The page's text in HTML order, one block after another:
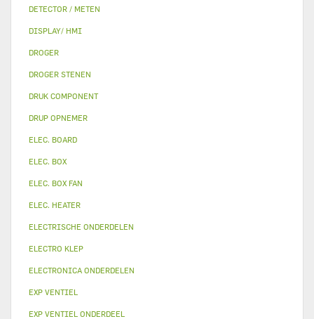
DETECTOR / METEN
DISPLAY/ HMI
DROGER
DROGER STENEN
DRUK COMPONENT
DRUP OPNEMER
ELEC. BOARD
ELEC. BOX
ELEC. BOX FAN
ELEC. HEATER
ELECTRISCHE ONDERDELEN
ELECTRO KLEP
ELECTRONICA ONDERDELEN
EXP VENTIEL
EXP VENTIEL ONDERDEEL